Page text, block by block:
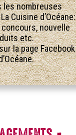
les nombreuses
Cuisine d’Océane:
nouvelle
etc.
la page Facebook